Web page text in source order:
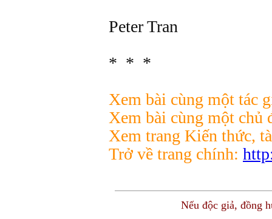
Peter Tran
* * *
Xem bài cùng một tác
Xem bài cùng một chủ
Xem trang Kiến thức,
Trở về trang chính:
Nếu độc giả, đồng